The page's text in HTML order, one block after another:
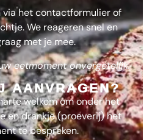
via het contactformulier of
We reageren snel en
met je mee.
eetmoment onvergetelijk.
AANVRAGEN?
welkom om onder het
en drankje (proeverij) het
te bespreken.